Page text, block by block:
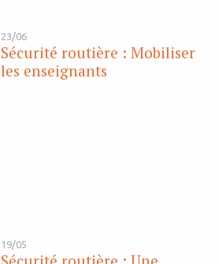
23/06
Sécurité routière : Mobiliser
les enseignants
19/05